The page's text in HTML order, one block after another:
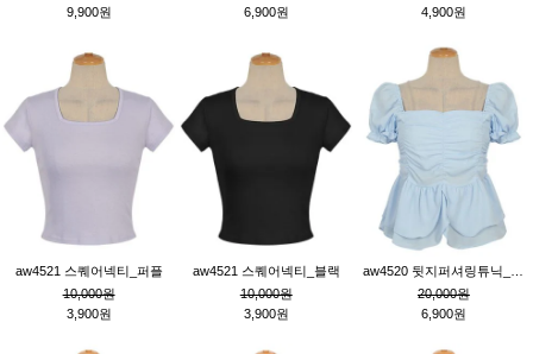
9,900원
6,900원
4,900원
aw4521 스퀘어넥티_퍼플
10,000원
3,900원
aw4521 스퀘어넥티_블랙
10,000원
3,900원
20,000원
6,900원